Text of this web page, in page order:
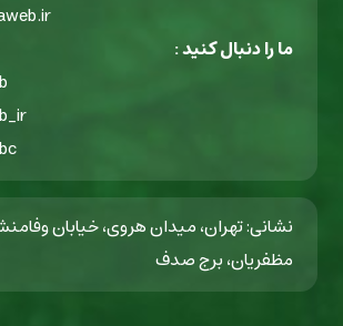
ما را دنبال کنید :
نشانی: تهران، میدان هروی، خیابان
مظفریان، برج صدف